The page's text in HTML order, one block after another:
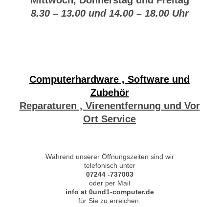
8.30 – 13.00 und 14.00 – 18.00 Uhr
Computerhardware , Software und
Zubehör
Reparaturen , Virenentfernung und Vor
Ort Service
Während unserer Öffnungszeiten sind wir
telefonisch unter
07244 -737003
oder per Mail
info at 0und1-computer.de
für Sie zu erreichen.